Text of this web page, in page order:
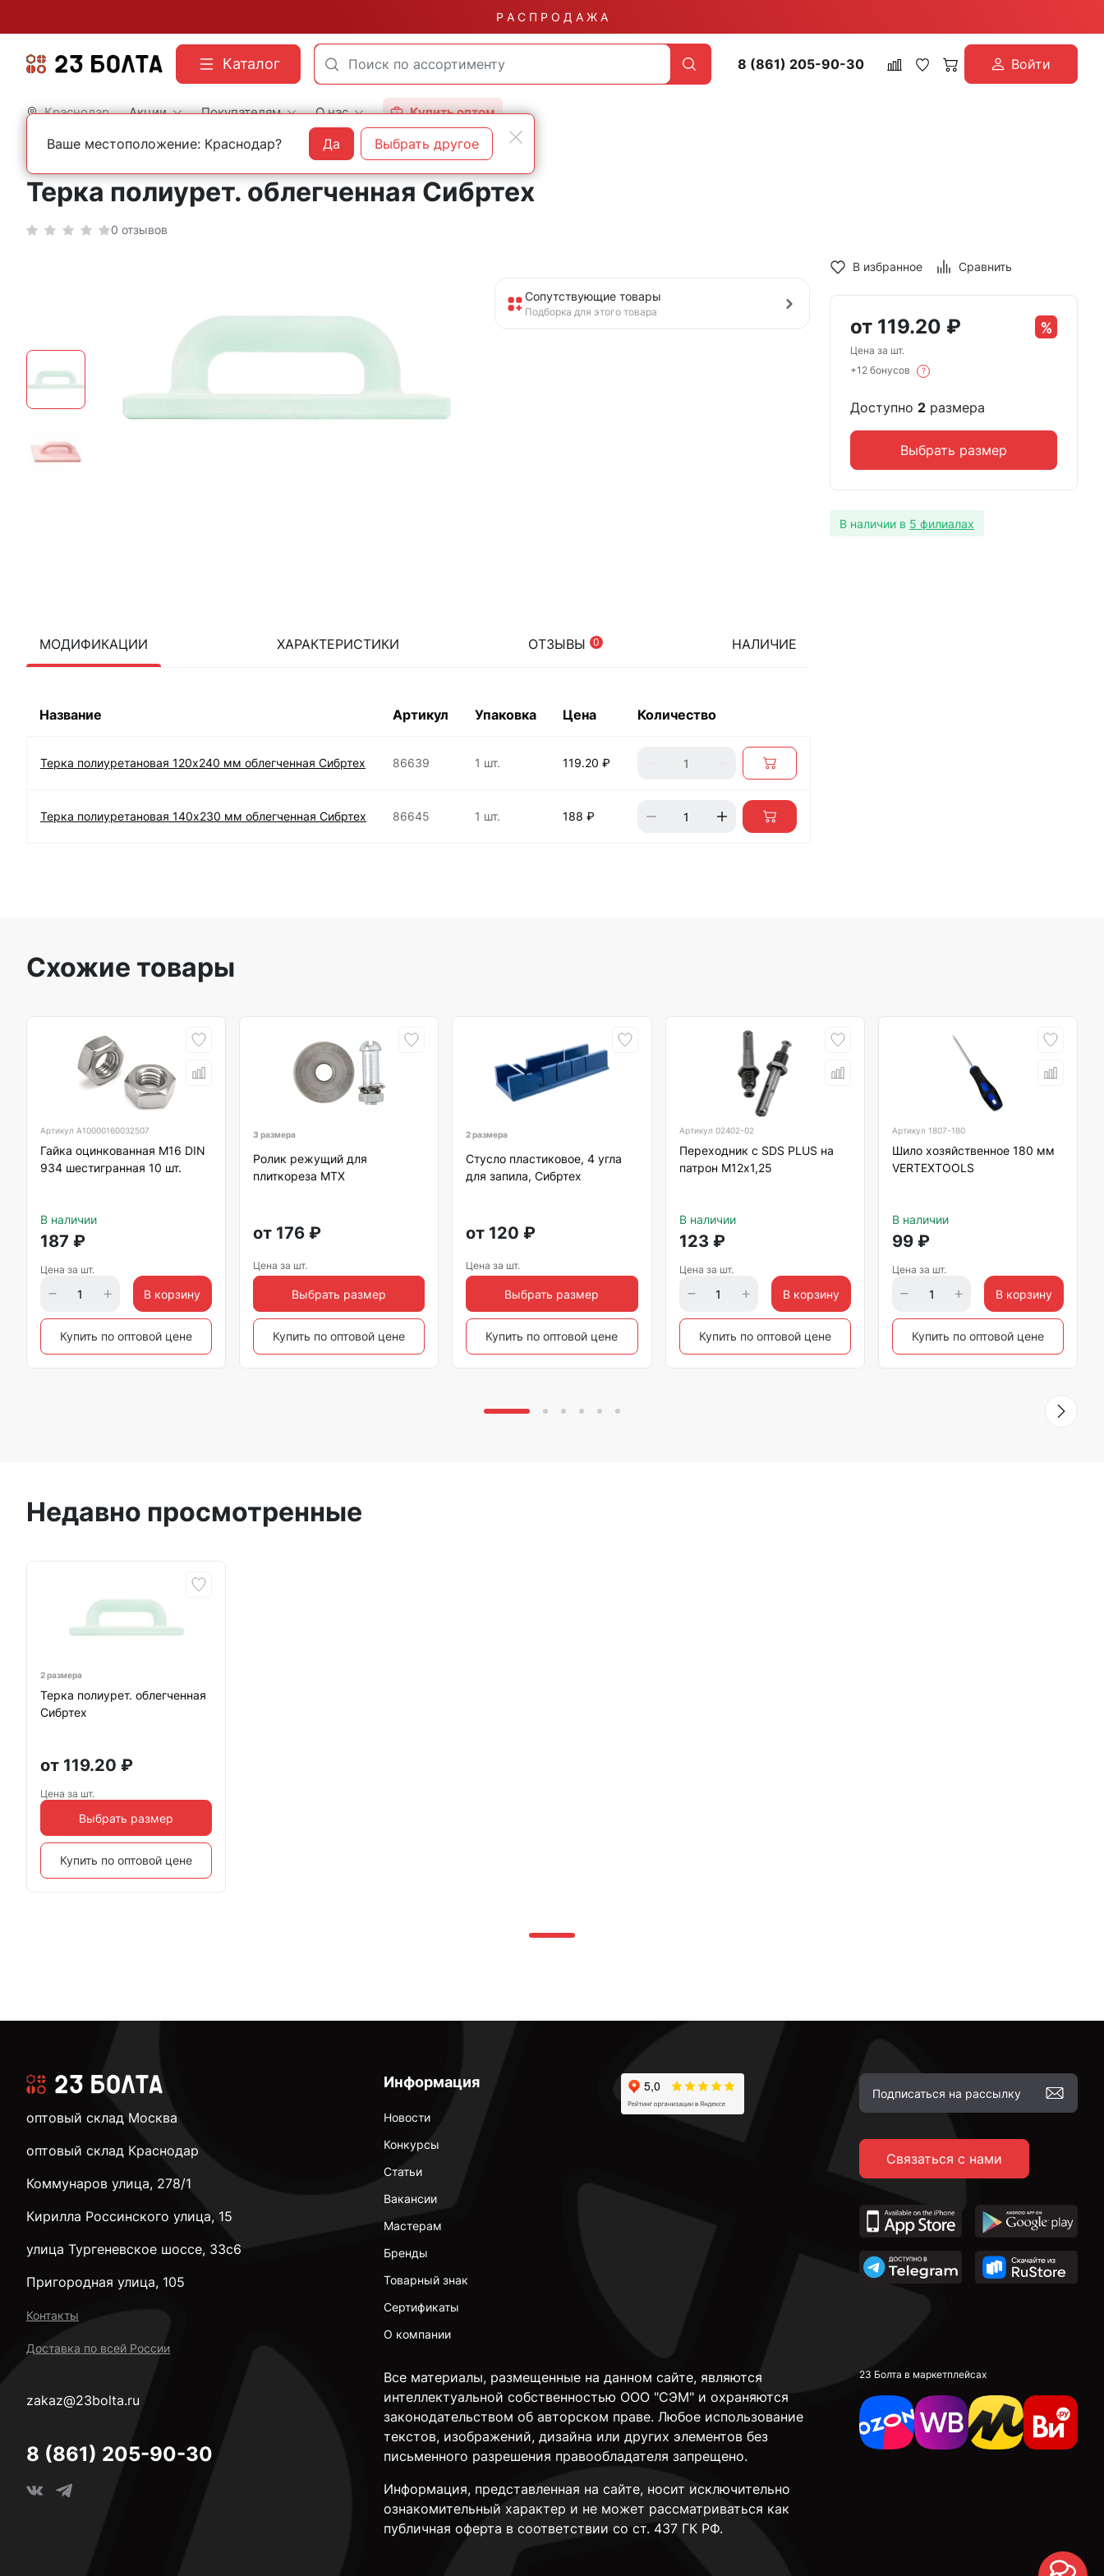
Р А С П Р О Д А Ж А
Каталог 8 (861) 205-90-30 Войти
Краснодар Акции Покупателям О нас Купить оптом
Главная Строительный инструмент Прочий инструмент
Терка полиурет. облегченная Сибртех
0 отзывов
Сопутствующие товары
Подборка для этого товара
МОДИФИКАЦИИ ХАРАКТЕРИСТИКИ ОТЗЫВЫ 0 НАЛИЧИЕ
Название Артикул Упаковка Цена Количество
Терка полиуретановая 120х240 мм облегченная Сибртех 86639 1 шт. 119.20 ₽
Терка полиуретановая 140х230 мм облегченная Сибртех 86645 1 шт. 188 ₽
В избранное Сравнить
от 119.20 ₽
Цена за шт.
+12 бонусов
?
Доступно 2 размера
Выбрать размер
В наличии в 5 филиалах
Схожие товары
Артикул А10000160032507
Гайка оцинкованная М16 DIN
934 шестигранная 10 шт.
В наличии
187 ₽
Цена за шт.
В корзину
Купить по оптовой цене
3 размера
Ролик режущий для
плиткореза МТХ
от 176 ₽
Цена за шт.
Выбрать размер
Купить по оптовой цене
2 размера
Стусло пластиковое, 4 угла
для запила, Сибртех
от 120 ₽
Цена за шт.
Выбрать размер
Купить по оптовой цене
Артикул 02402-02
Переходник с SDS PLUS на
патрон М12х1,25
В наличии
123 ₽
Цена за шт.
В корзину
Купить по оптовой цене
Артикул 1807-180
Шило хозяйственное 180 мм
VERTEXTOOLS
В наличии
99₽
Цена за шт.
В корзину
Купить по оптовой цене
Недавно просмотренные
2 размера
Терка полиурет. облегченная
Сибртех
от 119.20 ₽
Цена за шт.
Выбрать размер
Купить по оптовой цене
Информация
Новости
Конкурсы
Статьи
Вакансии
Мастерам
Бренды
Товарный знак
Сертификаты
О компании
Связаться с нами
Все материалы, размещенные на данном сайте, являются
интеллектуальной собственностью ООО "СЭМ" и охраняются
законодательством об авторском праве. Любое использование
текстов, изображений, дизайна или других элементов без
письменного разрешения правообладателя запрещено.
Информация, представленная на сайте, носит исключительно
ознакомительный характер и не может рассматриваться как
публичная оферта в соответствии со ст. 437 ГК РФ.
23 Болта в маркетплейсах
оптовый склад Москва
оптовый склад Краснодар
Коммунаров улица, 278/1
Кирилла Россинского улица, 15
улица Тургеневское шоссе, 33с6
Пригородная улица, 105
Контакты
Доставка по всей России
zakaz@23bolta.ru
8 (861) 205-90-30
Ваше местоположение: Краснодар? Да Выбрать другое